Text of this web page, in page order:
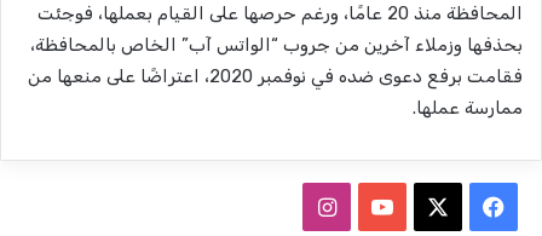
المحافظة منذ 20 عامًا، ورغم حرصها على القيام بعملها، فوجئت
بحذفها وزملاء آخرين من جروب “الواتس آب” الخاص بالمحافظة،
فقامت برفع دعوى ضده في نوفمبر 2020، اعتراضًا على منعها من
ممارسة عملها.